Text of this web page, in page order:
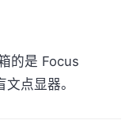
的是 Focus
点显器。